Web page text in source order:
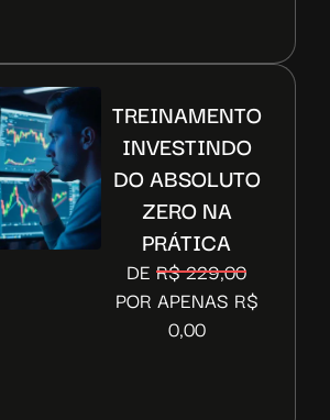
TREINAMENTO
INVESTINDO
DO ABSOLUTO
ZERO NA
PRÁTICA
DER$ 229,00
POR APENAS R$
0,00